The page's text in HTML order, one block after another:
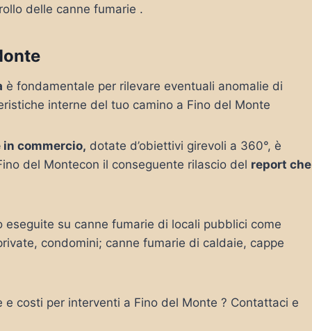
delle canne fumarie .
è fondamentale per rilevare eventuali anomalie di
interne del tuo camino a Fino del Monte
commercio, dotate d’obiettivi girevoli a 360°, è
del Montecon il conseguente rilascio del report che
eseguite su canne fumarie di locali pubblici come
condomini; canne fumarie di caldaie, cappe
costi per interventi a Fino del Monte ? Contattaci e